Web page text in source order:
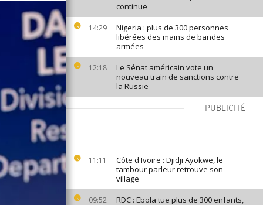
continue
14:29
Nigeria : plus de 300 personnes
libérées des mains de bandes
armées
12:18
Le Sénat américain vote un
nouveau train de sanctions contre
la Russie
PUBLICITÉ
11:11
Côte d'Ivoire : Djidji Ayokwe, le
tambour parleur retrouve son
village
09:52
RDC : Ebola tue plus de 300 enfants,